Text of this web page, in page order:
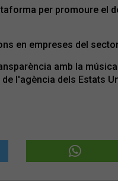
per promoure el
en empreses del
amb la
l'agència dels Estats